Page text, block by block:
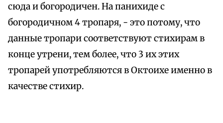
сюда и богородичен. На панихиде с
богородичном 4 тропаря, - это потому, что
данные тропари соответствуют стихирам в
конце утрени, тем более, что 3 их этих
тропарей употребляются в Октоихе именно в
качестве стихир.